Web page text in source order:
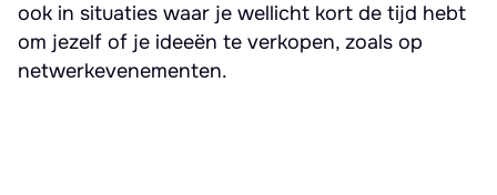
ook in situaties waar je wellicht kort de tijd hebt
om jezelf of je ideeën te verkopen, zoals op
netwerkevenementen.